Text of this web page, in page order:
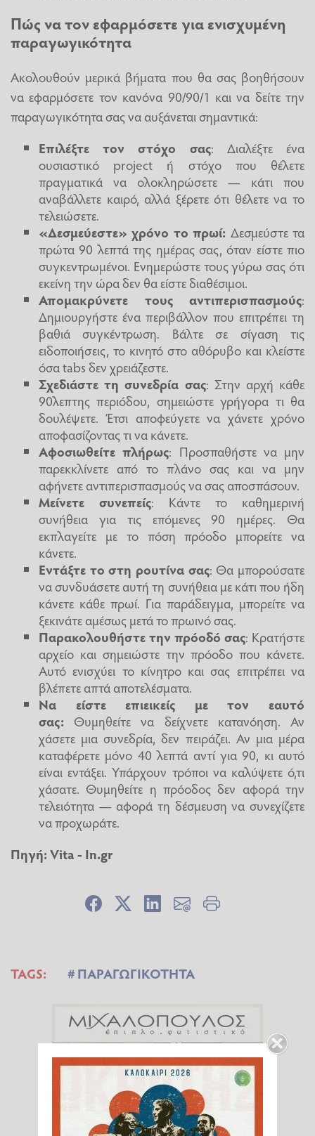
Πώς να τον εφαρμόσετε για ενισχυμένη
παραγωγικότητα
Ακολουθούν μερικά βήματα που θα σας βοηθήσουν
να εφαρμόσετε τον κανόνα 90/90/1 και να δείτε την
παραγωγικότητα σας να αυξάνεται σημαντικά:
Επιλέξτε τον στόχο σας: Διαλέξτε ένα
ουσιαστικό project ή στόχο που θέλετε
πραγματικά να ολοκληρώσετε — κάτι που
αναβάλλετε καιρό, αλλά ξέρετε ότι θέλετε να το
τελειώσετε.
«Δεσμεύεστε» χρόνο το πρωί: Δεσμεύστε τα
πρώτα 90 λεπτά της ημέρας σας, όταν είστε πιο
συγκεντρωμένοι. Ενημερώστε τους γύρω σας ότι
εκείνη την ώρα δεν θα είστε διαθέσιμοι.
Απομακρύνετε τους αντιπερισπασμούς:
Δημιουργήστε ένα περιβάλλον που επιτρέπει τη
βαθιά συγκέντρωση. Βάλτε σε σίγαση τις
ειδοποιήσεις, το κινητό στο αθόρυβο και κλείστε
όσα tabs δεν χρειάζεστε.
Σχεδιάστε τη συνεδρία σας: Στην αρχή κάθε
90λεπτης περιόδου, σημειώστε γρήγορα τι θα
δουλέψετε. Έτσι αποφεύγετε να χάνετε χρόνο
αποφασίζοντας τι να κάνετε.
Αφοσιωθείτε πλήρως: Προσπαθήστε να μην
παρεκκλίνετε από το πλάνο σας και να μην
αφήνετε αντιπερισπασμούς να σας αποσπάσουν.
Μείνετε συνεπείς: Κάντε το καθημερινή
συνήθεια για τις επόμενες 90 ημέρες. Θα
εκπλαγείτε με το πόση πρόοδο μπορείτε να
κάνετε.
Εντάξτε το στη ρουτίνα σας: Θα μπορούσατε
να συνδυάσετε αυτή τη συνήθεια με κάτι που ήδη
κάνετε κάθε πρωί. Για παράδειγμα, μπορείτε να
ξεκινάτε αμέσως μετά το πρωινό σας.
Παρακολουθήστε την πρόοδό σας: Κρατήστε
αρχείο και σημειώστε την πρόοδο που κάνετε.
Αυτό ενισχύει το κίνητρο και σας επιτρέπει να
βλέπετε απτά αποτελέσματα.
Να είστε επιεικείς με τον εαυτό
σας: Θυμηθείτε να δείχνετε κατανόηση. Αν
χάσετε μια συνεδρία, δεν πειράζει. Αν μια μέρα
καταφέρετε μόνο 40 λεπτά αντί για 90, κι αυτό
είναι εντάξει. Υπάρχουν τρόποι να καλύψετε ό,τι
χάσατε. Θυμηθείτε η πρόοδος δεν αφορά την
τελειότητα — αφορά τη δέσμευση να συνεχίζετε
να προχωράτε.
Πηγή:Vita- In.gr
TAGS: ΠΑΡΑΓΩΓΙΚΟΤΗΤΑ